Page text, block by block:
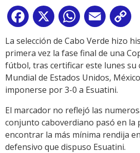
Facebook
X WhatsApp
Email
La selección de Cabo Verde hizo
primera vez la fase final de una
fútbol, tras certificar este lunes su
Mundial de Estados Unidos,
imponerse por 3-0 a Esuatini.
El marcador no reflejó las
conjunto caboverdiano pasó en la
encontrar la más mínima rendija
defensivo que dispuso Esuatini.